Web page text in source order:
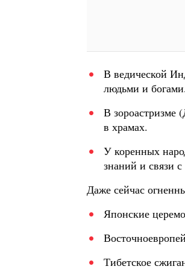
В ведической
людьми и богами.
В зороастризме
в храмах.
У коренных
знаний и связи
Даже сейчас
Японские
Тибетское